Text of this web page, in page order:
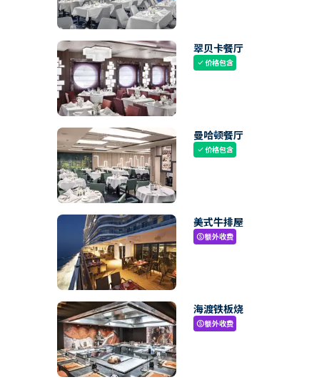
翠贝卡餐厅
check价格包含
曼哈顿餐厅
check价格包含
美式牛排屋
paid额外收费
海渡铁板烧
paid额外收费